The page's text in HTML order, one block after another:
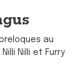
au
Nilli et Furry